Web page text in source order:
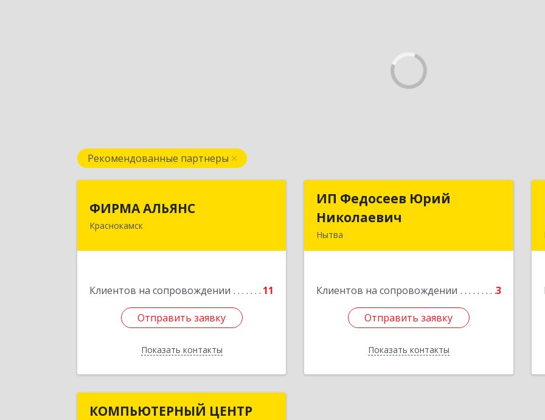
Рекомендованные партнеры
ФИРМА АЛЬЯНС
Краснокамск
Клиентов на сопровождении 11
Отправить заявку
Показать контакты
Отправить заявку
Назад
ИП Федосеев Юрий
Николаевич
Нытва
Клиентов на сопровождении 3
Отправить заявку
Показать контакты
ИП Федосеев Юрий
Подробнее
КОМПЬЮТЕРНЫЙ ЦЕНТР
КОМПЬЮТЕРНЫЙ ЦЕНТР